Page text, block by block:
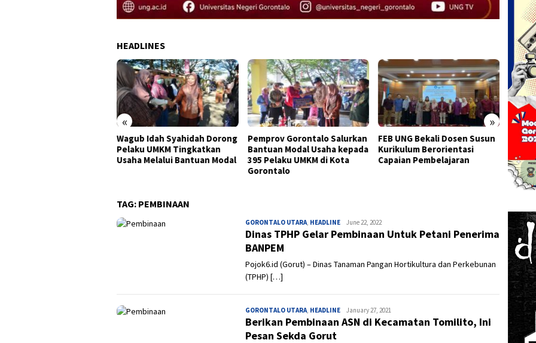
HEADLINES
« »
Wagub Idah Syahidah Dorong
Pelaku UMKM Tingkatkan
Usaha Melalui Bantuan Modal
Pemprov Gorontalo Salurkan
Bantuan Modal Usaha kepada
395 Pelaku UMKM di Kota
Gorontalo
FEB UNG Bekali Dosen Susun
Kurikulum Berorientasi
Capaian Pembelajaran
TAG: PEMBINAAN
GORONTALO UTARA HEADLINE Admin
June 22, 2022
Dinas TPHP Gelar Pembinaan Untuk Petani Penerima
BANPEM
Pojok6.id (Gorut) – Dinas Tanaman Pangan Hortikultura dan Perkebunan
(TPHP) […]
GORONTALO UTARA HEADLINE Admin
January 27, 2021
Berikan Pembinaan ASN di Kecamatan Tomilito, Ini
Pesan Sekda Gorut